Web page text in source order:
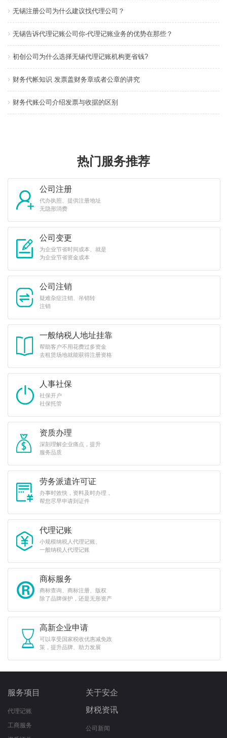
无锡注册公司为什么建议找代理公司？
无锡告诉代理记账公司你-代理记账业务的优势在那些？
初创公司为什么选择无锡代理记账机构更省钱?
财务代帐知识 发票盖财务章或者公章的讲究
财务代账公司介绍发票与收据的区别
热门服务推荐
公司注册
代办执照、提供注册地址
无隐形消费
公司变更
为企业节省时间成本、就是
为企业节省资金成本
公司注销
疑难杂症注销、吊销转
注销
一般纳税人地址挂靠
帮助客户不用花费过多资金
去租赁场地就能获得注册资格
人事社保
社保开户
社保托管
资质办理
深刻理解企业痛点，提升
服务品质
劳务派遣许可证
办事时效快，资料及时办理，
帮您尽早申请到证件
代理记账
小规模纳税人代理记账、
一般纳税人代理记账
商标服务
商标查询、商标注册、版权
除了品牌保护，还是无形资产
高新企业申请
可以享受国家税收优惠减免政
策，提升品牌、助力发展
服务项目
代理记账
工商服务
关于安企
财税资讯
公司新闻